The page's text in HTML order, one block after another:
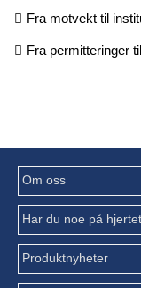
Fra motvekt til
Fra permitteringer
Om oss
Har du noe på
Produktnyheter